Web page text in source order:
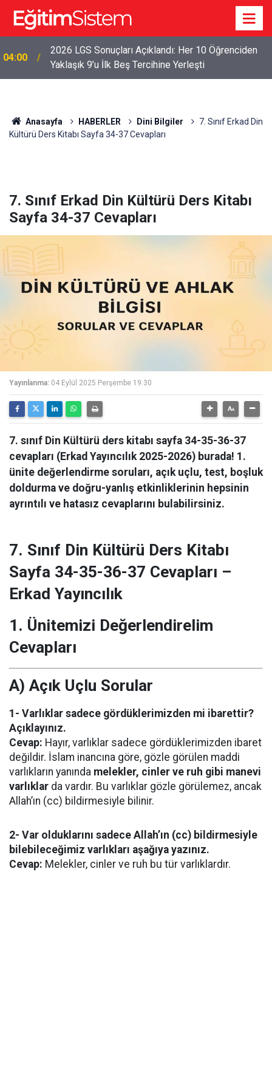
04:00
2026 LGS Sonuçları Açıklandı: Her 10 Öğrenciden
Yaklaşık 9’u İlk Beş Tercihine Yerleşti
Anasayfa HABERLER Dini Bilgiler
7. Sınıf Erkad Din
Kültürü Ders Kitabı Sayfa 34-37 Cevapları
7. Sınıf Erkad Din Kültürü Ders Kitabı
Sayfa 34-37 Cevapları
Yayınlanma: 04 Eylül 2025 Perşembe 19:30
7. sınıf Din Kültürü ders kitabı sayfa 34-35-36-37
cevapları (Erkad Yayıncılık 2025-2026) burada! 1.
ünite değerlendirme soruları, açık uçlu, test, boşluk
doldurma ve doğru-yanlış etkinliklerinin hepsinin
ayrıntılı ve hatasız cevaplarını bulabilirsiniz.
7. Sınıf Din Kültürü Ders Kitabı
Sayfa 34-35-36-37 Cevapları –
Erkad Yayıncılık
1. Ünitemizi Değerlendirelim
Cevapları
A) Açık Uçlu Sorular
1- Varlıklar sadece gördüklerimizden mi ibarettir?
Açıklayınız.
Cevap: Hayır, varlıklar sadece gördüklerimizden ibaret
değildir. İslam inancına göre, gözle görülen maddi
varlıkların yanında melekler, cinler ve ruh gibi manevi
varlıklar da vardır. Bu varlıklar gözle görülemez, ancak
Allah’ın (cc) bildirmesiyle bilinir.
2- Var olduklarını sadece Allah’ın (cc) bildirmesiyle
bilebileceğimiz varlıkları aşağıya yazınız.
Cevap: Melekler, cinler ve ruh bu tür varlıklardır.